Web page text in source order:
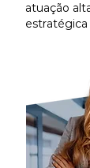
atuação
estratégica